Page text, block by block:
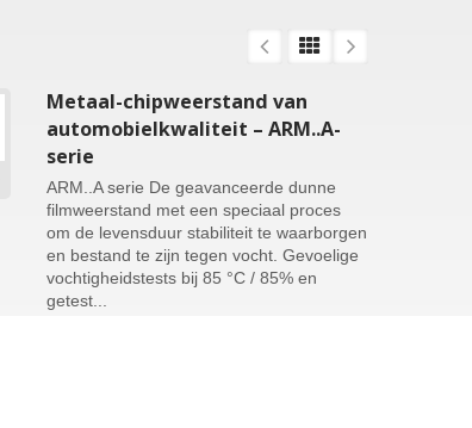
Metaal-chipweerstand van
automobielkwaliteit – ARM..A-
serie
ARM..A serie De geavanceerde dunne
filmweerstand met een speciaal proces
om de levensduur stabiliteit te waarborgen
en bestand te zijn tegen vocht. Gevoelige
vochtigheidstests bij 85 °C / 85% en
getest...